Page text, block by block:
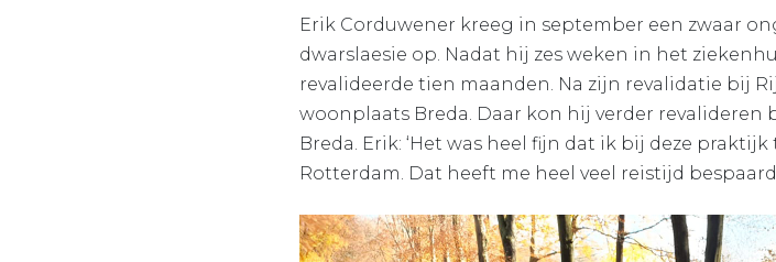
Erik Corduwener kreeg in september een zwaar
dwarslaesie op. Nadat hij zes weken in het
revalideerde tien maanden. Na zijn revalidatie bij
woonplaats Breda. Daar kon hij verder
Breda. Erik: ‘Het was heel fijn dat ik bij deze
Rotterdam. Dat heeft me heel veel reistijd